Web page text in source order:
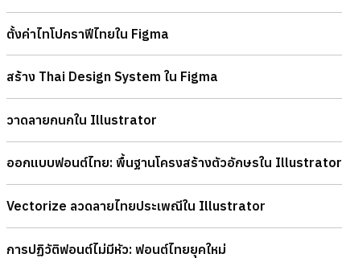
ตั้งค่าไทโปกราฟีไทยใน Figma
สร้าง Thai Design System ใน Figma
วาดลายกนกใน Illustrator
ออกแบบฟอนต์ไทย: พื้นฐานโครงสร้างตัวอักษรใน Illustrator
Vectorize ลวดลายไทยประเพณีใน Illustrator
การปฏิวัติฟอนต์ไม่มีหัว: ฟอนต์ไทยยุคใหม่